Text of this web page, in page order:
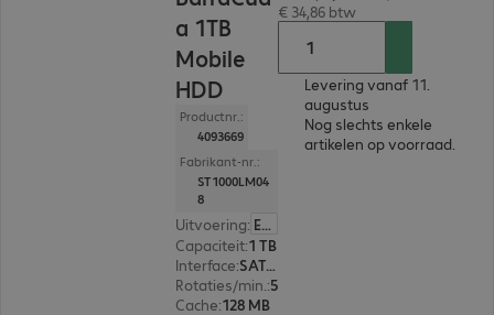
a 1TB
Mobile
HDD
Productnr.:
4093669
Fabrikant-nr.:
ST1000LM04
8
Uitvoering: Europa
Capaciteit:1 TB
Interface:
SATA 3.0 (6 Gbit/s) 6,4 cm (2,5")
Rotaties/min. : 5.400 rpm
Cache:128 MB
€ 34,86 btw
Levering vanaf 11.
augustus
Nog slechts enkele
artikelen op voorraad.